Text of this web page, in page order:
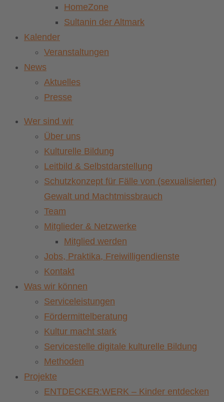
HomeZone
Sultanin der Altmark
Kalender
Veranstaltungen
News
Aktuelles
Presse
Wer sind wir
Über uns
Kulturelle Bildung
Leitbild & Selbstdarstellung
Schutzkonzept für Fälle von (sexualisierter)
Gewalt und Machtmissbrauch
Team
Mitglieder & Netzwerke
Mitglied werden
Jobs, Praktika, Freiwilligendienste
Kontakt
Was wir können
Serviceleistungen
Fördermittelberatung
Kultur macht stark
Servicestelle digitale kulturelle Bildung
Methoden
Projekte
ENTDECKER:WERK – Kinder entdecken